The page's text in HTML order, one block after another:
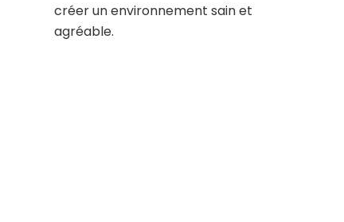
créer un environnement sain et
agréable.